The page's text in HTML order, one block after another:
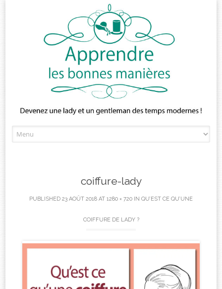
to
coiffure-lady
PUBLISHED 23 AOÛT 2018 AT 1280 × 720 IN QU’EST CE QU’UNE
COIFFURE DE LADY ?